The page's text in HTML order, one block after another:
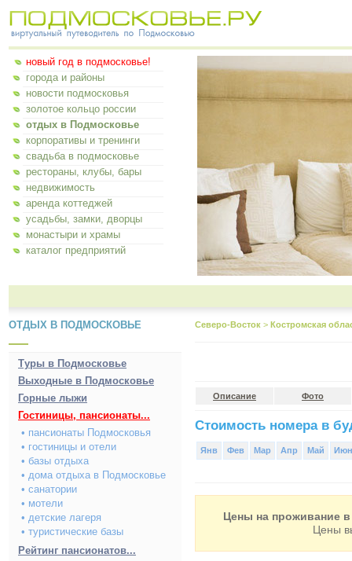
новый год в подмосковье!
города и районы
новости подмосковья
золотое кольцо россии
отдых в Подмосковье
корпоративы и тренинги
свадьба в подмосковье
рестораны, клубы, бары
недвижимость
аренда коттеджей
усадьбы, замки, дворцы
монастыри и храмы
каталог предприятий
ОТДЫХ В ПОДМОСКОВЬЕ
Туры в Подмосковье
Выходные в Подмосковье
Горные лыжи
Гостиницы, пансионаты...
• пансионаты Подмосковья
• гостиницы и отели
• базы отдыха
• дома отдыха в Подмосковье
• санатории
• мотели
• детские лагеря
• туристические базы
Рейтинг пансионатов...
Северо-Восток > Костромская
Описание Фото
Стоимость номера в
Янв Фев Мар Апр Май Июн
Цены на проживание в
Цены